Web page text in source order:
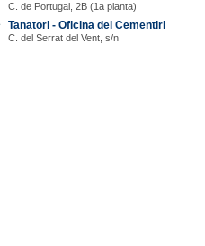
C. de Portugal, 2B (1a planta)
Tanatori - Oficina del Cementiri
C. del Serrat del Vent, s/n